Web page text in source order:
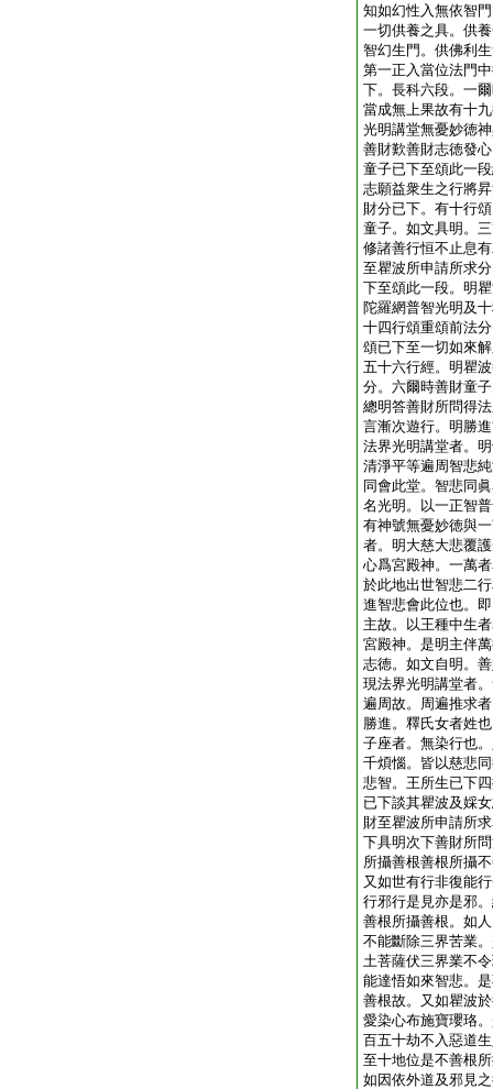
知如幻性入無依智
一切供養之具。供
智幻生門。供佛利
第一正入當位法門
下。長科六段。一
當成無上果故有十
光明講堂無憂妙徳
善財歎善財志徳發
童子已下至頌此一
志願益衆生之行將
財分已下。有十行
童子。如文具明。
修諸善行恒不止息
至瞿波所申請所求
下至頌此一段。明
陀羅網普智光明及
十四行頌重頌前法
頌已下至一切如來
五十六行經。明瞿
分。六爾時善財童
總明答善財所問得
言漸次遊行。明勝
法界光明講堂者。
清淨平等遍周智悲
同會此堂。智悲同
名光明。以一正智
有神號無憂妙徳與
者。明大慈大悲覆
心爲宮殿神。一萬
於此地出世智悲二
進智悲會此位也。
主故。以王種中生
宮殿神。是明主伴
志徳。如文自明。
現法界光明講堂者
遍周故。周遍推求
勝進。釋氏女者姓
子座者。無染行也
千煩惱。皆以慈悲
悲智。王所生已下
已下談其瞿波及婇
財至瞿波所申請所
下具明次下善財所
所攝善根善根所攝
又如世有行非復能
行邪行是見亦是邪
善根所攝善根。如
不能斷除三界苦業
土菩薩伏三界業不
能達悟如來智悲。
善根故。又如瞿波
愛染心布施寶瓔珞
百五十劫不入惡道
至十地位是不善根
如因依外道及邪見